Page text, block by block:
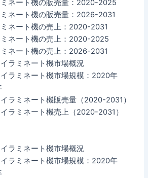
ネート機の販売量：2020-2025
ネート機の販売量：2026-2031
ネート機の売上：2020-2031
ネート機の売上：2020-2025
ネート機の売上：2026-2031
ラミネート機市場概況
ラミネート機市場規模：2020年
ラミネート機販売量（2020-2031）
ラミネート機売上（2020-2031）
ラミネート機市場概況
ラミネート機市場規模：2020年